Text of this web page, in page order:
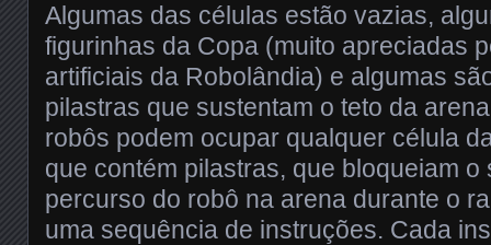
Algumas das células estão vazias,
figurinhas da Copa (muito apreciadas
artificiais da Robolândia) e algumas
pilastras que sustentam o teto da
robôs podem ocupar qualquer célula
que contém pilastras, que bloqueiam o
percurso do robô na arena durante o
uma sequência de instruções. Cada